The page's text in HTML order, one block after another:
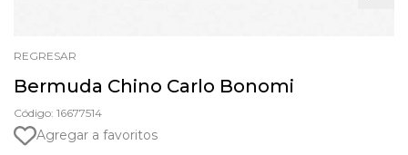
REGRESAR
Bermuda Chino Carlo Bonomi
Código: 16677514
Agregar a favoritos